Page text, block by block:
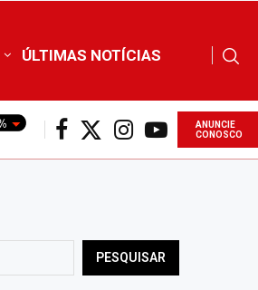
ÚLTIMAS NOTÍCIAS
ANUNCIE
CONOSCO
PESQUISAR